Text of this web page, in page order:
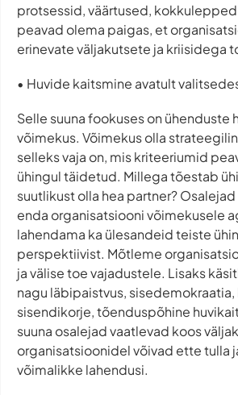
protsessid, väärtused,
peavad olema paigas, et
erinevate väljakutsete ja kriisidega
• Huvide kaitsmine avatult
Selle suuna fookuses on ühenduste
võimekus. Võimekus olla
selleks vaja on, mis kriteeriumid
ühingul täidetud. Millega tõestab
suutlikust olla hea partner?
enda organisatsiooni võimekusele
lahendama ka ülesandeid teiste
perspektiivist. Mõtleme
ja välise toe vajadustele. Lisaks
nagu läbipaistvus, sisedemokraatia,
sisendikorje, tõenduspõhine
suuna osalejad vaatlevad koos
organisatsioonidel võivad ette tulla
võimalikke lahendusi.